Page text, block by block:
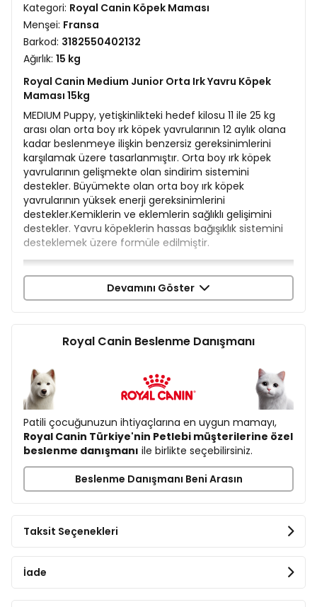
Kategori: Royal Canin Köpek Maması
Menşei: Fransa
Barkod: 3182550402132
Ağırlık: 15 kg
Royal Canin Medium Junior Orta Irk Yavru Köpek
Maması 15kg
MEDIUM Puppy, yetişkinlikteki hedef kilosu 11 ile 25 kg
arası olan orta boy ırk köpek yavrularının 12 aylık olana
kadar beslenmeye ilişkin benzersiz gereksinimlerini
karşılamak üzere tasarlanmıştır. Orta boy ırk köpek
yavrularının gelişmekte olan sindirim sistemini
destekler. Büyümekte olan orta boy ırk köpek
yavrularının yüksek enerji gereksinimlerini
destekler.Kemiklerin ve eklemlerin sağlıklı gelişimini
destekler. Yavru köpeklerin hassas bağışıklık sistemini
desteklemek üzere formüle edilmiştir.
SİNDİRİM SAĞLIĞI
Sindirim sağlığını ve bağırsak florası dengesini
ile prebiyotik (FOS) kombinasyonu.
KISA ZAMANDA BÜYÜME - YÜKSEK ENERJİ İÇERİĞİ
Devamını Göster
Royal Canin Beslenme Danışmanı
Patili çocuğunuzun ihtiyaçlarına en uygun mamayı,
Royal Canin Türkiye'nin Petlebi müşterilerine özel
beslenme danışmanı ile birlikte seçebilirsiniz.
Beslenme Danışmanı Beni Arasın
Taksit Seçenekleri
İade